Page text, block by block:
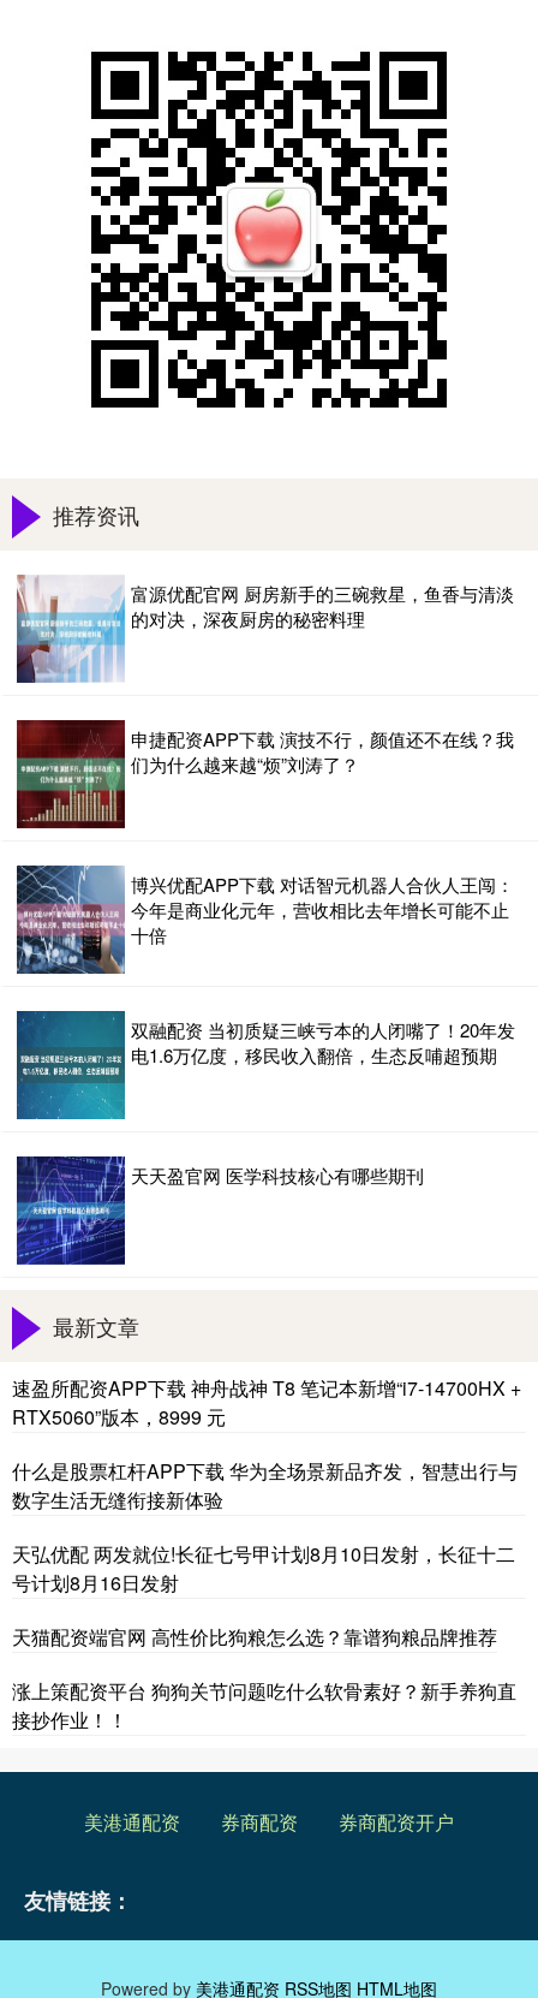
推荐资讯
富源优配官网 厨房新手的三碗救星，鱼香与清淡
的对决，深夜厨房的秘密料理
申捷配资APP下载 演技不行，颜值还不在线？我
们为什么越来越“烦”刘涛了？
博兴优配APP下载 对话智元机器人合伙人王闯：
今年是商业化元年，营收相比去年增长可能不止
十倍
双融配资 当初质疑三峡亏本的人闭嘴了！20年发
电1.6万亿度，移民收入翻倍，生态反哺超预期
天天盈官网 医学科技核心有哪些期刊
最新文章
速盈所配资APP下载 神舟战神 T8 笔记本新增“i7-14700HX +
RTX5060”版本，8999 元
什么是股票杠杆APP下载 华为全场景新品齐发，智慧出行与
数字生活无缝衔接新体验
天弘优配 两发就位!长征七号甲计划8月10日发射，长征十二
号计划8月16日发射
天猫配资端官网 高性价比狗粮怎么选？靠谱狗粮品牌推荐
涨上策配资平台 狗狗关节问题吃什么软骨素好？新手养狗直
接抄作业！！
美港通配资 券商配资 券商配资开户
友情链接：
Powered by 美港通配资 RSS地图 HTML地图